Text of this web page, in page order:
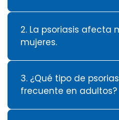
2. La psoriasis afecta
mujeres.
3. ¿Qué tipo de
frecuente en adultos?